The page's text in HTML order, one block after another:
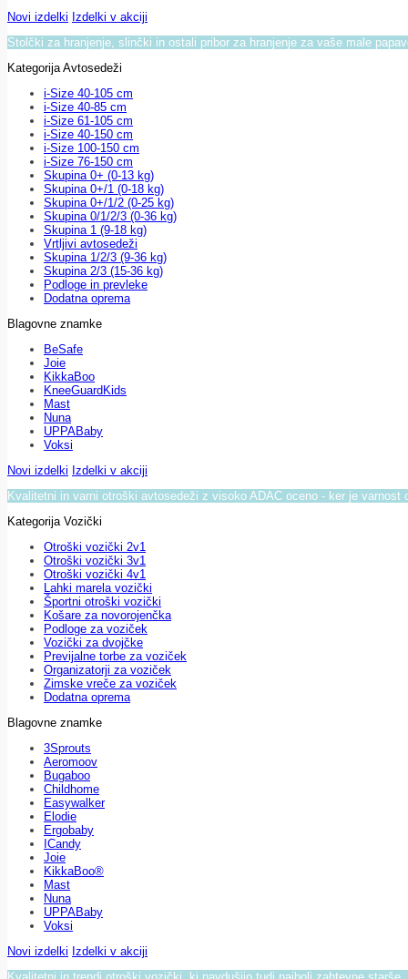
Novi izdelki Izdelki v akciji
Stolčki za hranjenje, slinčki in ostali pribor za hranjenje za vaše male
Kategorija Avtosedeži
i-Size 40-105 cm
i-Size 40-85 cm
i-Size 61-105 cm
i-Size 40-150 cm
i-Size 100-150 cm
i-Size 76-150 cm
Skupina 0+ (0-13 kg)
Skupina 0+/1 (0-18 kg)
Skupina 0+/1/2 (0-25 kg)
Skupina 0/1/2/3 (0-36 kg)
Skupina 1 (9-18 kg)
Vrtljivi avtosedeži
Skupina 1/2/3 (9-36 kg)
Skupina 2/3 (15-36 kg)
Podloge in prevleke
Dodatna oprema
Blagovne znamke
BeSafe
Joie
KikkaBoo
KneeGuardKids
Mast
Nuna
UPPABaby
Voksi
Novi izdelki Izdelki v akciji
Kvalitetni in varni otroški avtosedeži z visoko ADAC oceno - ker je varnost
Kategorija Vozički
Otroški vozički 2v1
Otroški vozički 3v1
Otroški vozički 4v1
Lahki marela vozički
Športni otroški vozički
Košare za novorojenčka
Podloge za voziček
Vozički za dvojčke
Previjalne torbe za voziček
Organizatorji za voziček
Zimske vreče za voziček
Dodatna oprema
Blagovne znamke
3Sprouts
Aeromoov
Bugaboo
Childhome
Easywalker
Elodie
Ergobaby
ICandy
Joie
KikkaBoo®
Mast
Nuna
UPPABaby
Voksi
Novi izdelki Izdelki v akciji